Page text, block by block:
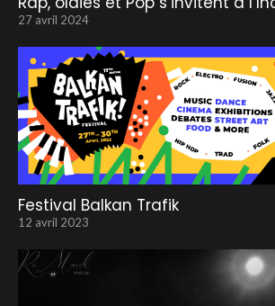
27 avril 2024
Festival Balkan Trafik
12 avril 2023